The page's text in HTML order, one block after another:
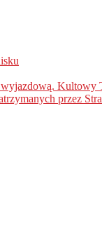
Kultowy
przez